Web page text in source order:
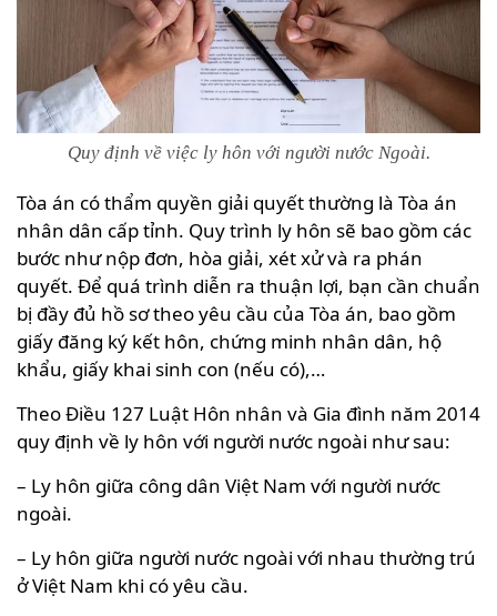
Quy định về việc ly hôn với người nước Ngoài.
Tòa án có thẩm quyền giải quyết thường là Tòa án
nhân dân cấp tỉnh. Quy trình ly hôn sẽ bao gồm các
bước như nộp đơn, hòa giải, xét xử và ra phán
quyết. Để quá trình diễn ra thuận lợi, bạn cần chuẩn
bị đầy đủ hồ sơ theo yêu cầu của Tòa án, bao gồm
giấy đăng ký kết hôn, chứng minh nhân dân, hộ
khẩu, giấy khai sinh con (nếu có),…
Theo Điều 127 Luật Hôn nhân và Gia đình năm 2014
quy định về ly hôn với người nước ngoài như sau:
– Ly hôn giữa công dân Việt Nam với người nước
ngoài.
– Ly hôn giữa người nước ngoài với nhau thường trú
ở Việt Nam khi có yêu cầu.